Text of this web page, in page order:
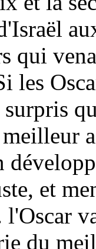
ël
qui
les
surpris
et
l'Oscar
du